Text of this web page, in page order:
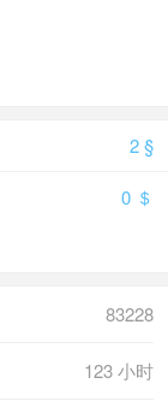
2 §
0 ＄
83228
123 小时